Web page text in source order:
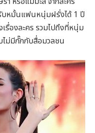
บหมั้นแฟนหนุ่มฝรั่งได้ 1 ปี
เรื่องละคร รวมไปถึงที่หนุ่ม
ไม่มีกั๊กกับสื่อมวลชน